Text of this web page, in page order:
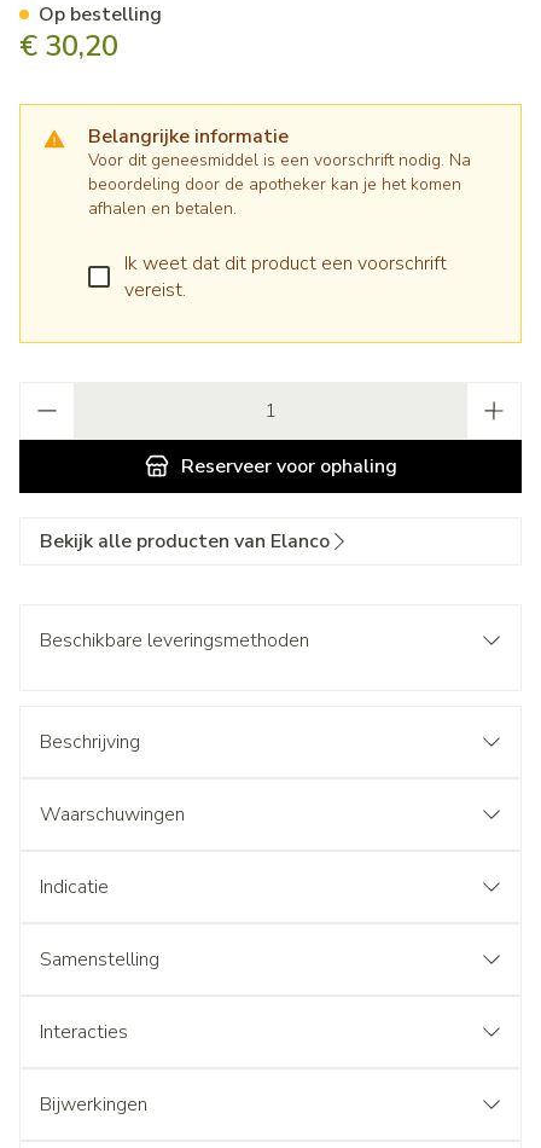
€ 30,20
Belangrijke informatie
Voor dit geneesmiddel is een voorschrift nodig. Na
beoordeling door de apotheker kan je het komen
afhalen en betalen.
Ik weet dat dit product een voorschrift
vereist.
Reserveervoor ophaling
Op bestelling
Bekijk alle producten van Elanco
Beschikbare leveringsmethoden
Beschrijving
Waarschuwingen
Indicatie
Samenstelling
Interacties
Bijwerkingen